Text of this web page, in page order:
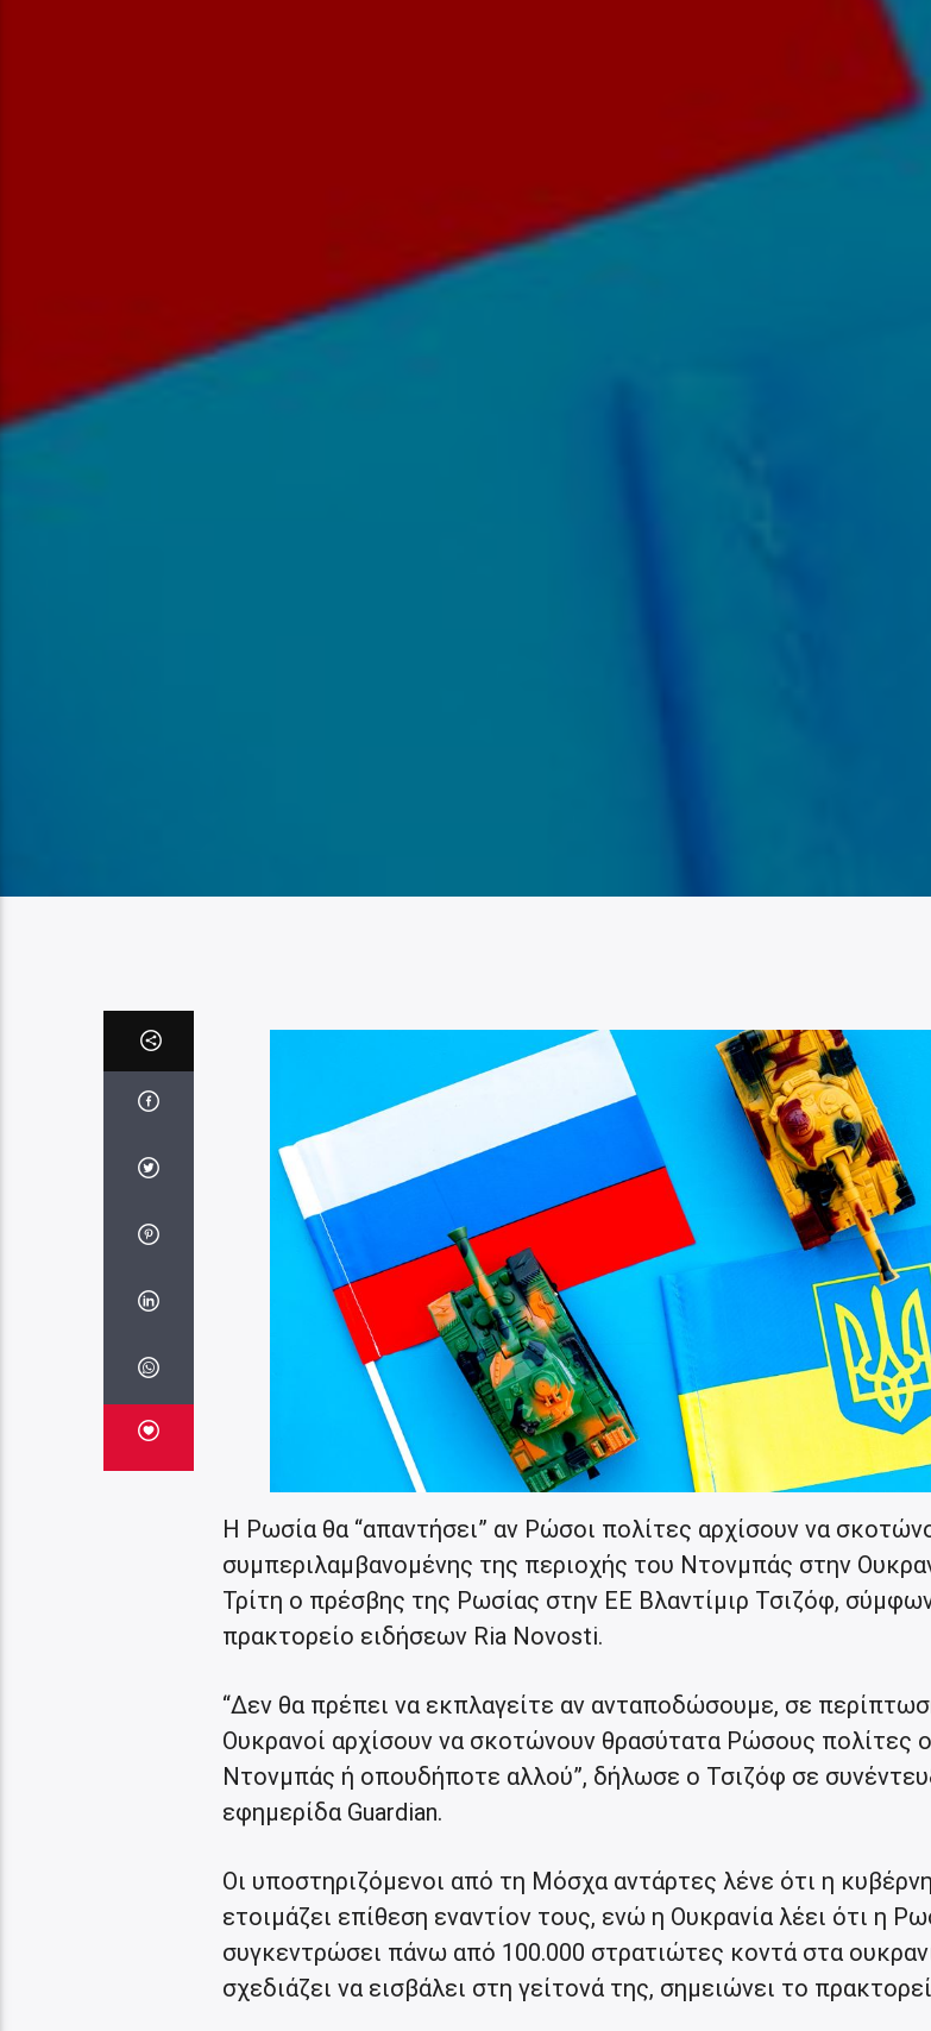
Η Ρωσία θα “απαντήσει” αν Ρώσοι πολίτες αρχίσουν να
συμπεριλαμβανομένης της περιοχής του Ντονμπάς στην
Τρίτη ο πρέσβης της Ρωσίας στην ΕΕ Βλαντίμιρ Τσιζόφ,
πρακτορείο ειδήσεων Ria Novosti.
“Δεν θα πρέπει να εκπλαγείτε αν ανταποδώσουμε, σε
Ουκρανοί αρχίσουν να σκοτώνουν θρασύτατα Ρώσους πολίτες
Ντονμπάς ή οπουδήποτε αλλού”, δήλωσε ο Τσιζόφ σε
εφημερίδα Guardian.
Οι υποστηριζόμενοι από τη Μόσχα αντάρτες λένε ότι η
ετοιμάζει επίθεση εναντίον τους, ενώ η Ουκρανία λέει ότι η
συγκεντρώσει πάνω από 100.000 στρατιώτες κοντά στα
σχεδιάζει να εισβάλει στη γείτονά της, σημειώνει το